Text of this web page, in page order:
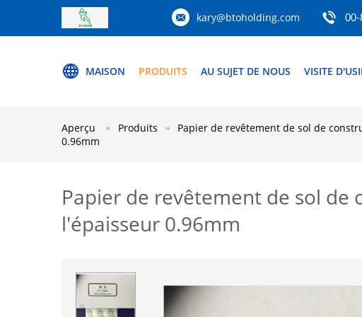
kary@btoholding.com 00-
MAISON PRODUITS AU SUJET DE NOUS VISITE
Aperçu Produits Papier de revêtement de sol de
0.96mm
Papier de revêtement de sol de
l'épaisseur 0.96mm